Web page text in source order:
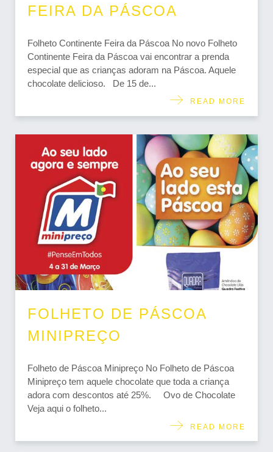
FEIRA DA PÁSCOA
Folheto Continente Feira da Páscoa No novo Folheto
Continente Feira da Páscoa vai encontrar a prenda
especial que as crianças adoram na Páscoa. Aquele
chocolate delicioso. De 15 de...
READ MORE
FOLHETO DE PÁSCOA
MINIPREÇO
Folheto de Páscoa Minipreço No Folheto de Páscoa
Minipreço tem aquele chocolate que toda a criança
adora com descontos até 25%. Ovo de Chocolate
Veja aqui o folheto...
READ MORE